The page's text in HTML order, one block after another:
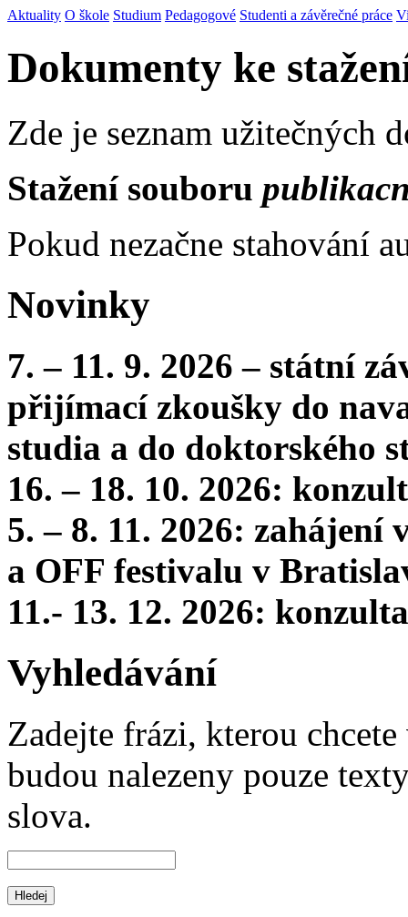
Aktuality O škole Studium Pedagogové Studenti a závěrečné práce
Dokumenty ke
Zde je seznam užitečných
Stažení souboru
Pokud nezačne stahování
Novinky
7. – 11. 9. 2026 – státní
přijímací zkoušky do
studia a do doktorského
16. – 18. 10. 2026:
5. – 8. 11. 2026:
a OFF festivalu v
11.- 13. 12. 2026:
Vyhledávání
Zadejte frázi, kterou
budou nalezeny pouze
slova.